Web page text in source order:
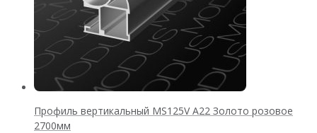
Профиль вертикальный MS125V А22 Золото розовое
2700мм